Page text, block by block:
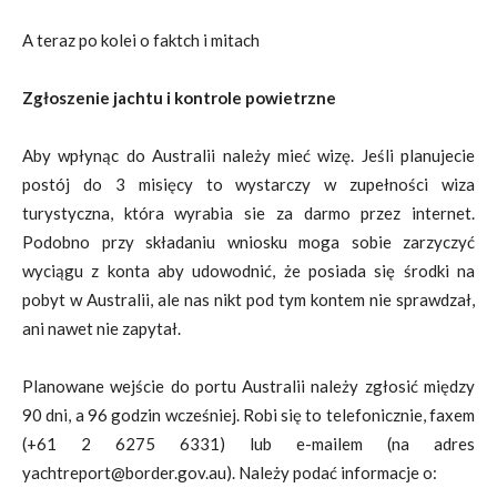
A teraz po kolei o faktch i mitach
Zgłoszenie jachtu i kontrole powietrzne
Aby wpłynąc do Australii należy mieć wizę. Jeśli planujecie
postój do 3 misięcy to wystarczy w zupełności wiza
turystyczna, która wyrabia sie za darmo przez internet.
Podobno przy składaniu wniosku moga sobie zarzyczyć
wyciągu z konta aby udowodnić, że posiada się środki na
pobyt w Australii, ale nas nikt pod tym kontem nie sprawdzał,
ani nawet nie zapytał.
Planowane wejście do portu Australii należy zgłosić między
90 dni, a 96 godzin wcześniej. Robi się to telefonicznie, faxem
(+61 2 6275 6331) lub e-mailem (na adres
yachtreport@border.gov.au). Należy podać informacje o: